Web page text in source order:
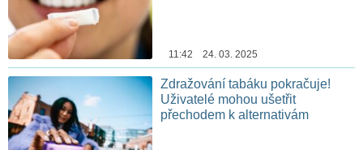
11:42 24. 03. 2025
Zdražování tabáku pokračuje!
Uživatelé mohou ušetřit
přechodem k alternativám